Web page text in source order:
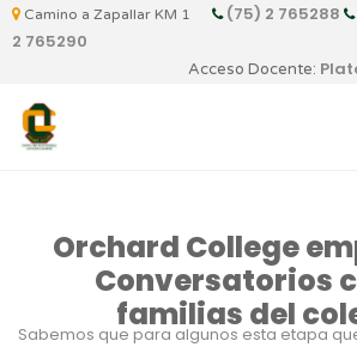
Camino a Zapallar KM 1 (75) 2 765288
2 765290
Acceso Docente:
Orchard College
Conversatorios
familias del
Sabemos que para algunos esta etapa